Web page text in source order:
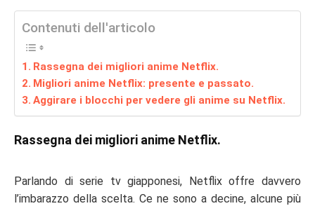
Contenuti dell'articolo
Rassegna dei migliori anime Netflix.
Migliori anime Netflix: presente e passato.
Aggirare i blocchi per vedere gli anime su Netflix.
Rassegna dei migliori anime Netflix.
Parlando diserie tv giapponesi, Netflixoffre davvero
l’imbarazzo della scelta. Ce ne sono a decine, alcune più